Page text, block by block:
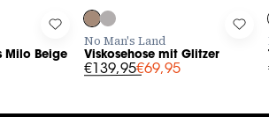
Fit Jeans Milo Beige to your wishlist
Milo Beige
Log in to add Viskosehose mit
No Man's Land
Viskosehose mit Glitzer
€139,95€69,95
Log